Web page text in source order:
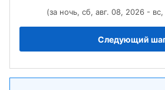
(за ночь, сб, авг. 08, 2026 -
Следующий